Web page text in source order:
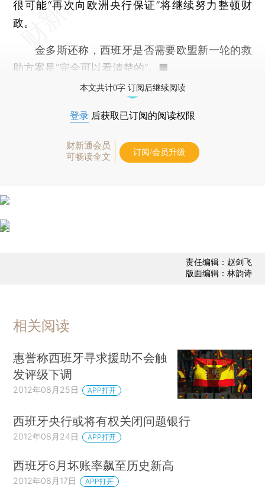
很可能“再次向欧洲央行保证”将继续努力整顿财
政。
金多斯还称，西班牙是否需要欧盟新一轮的救
助方案是“完全可以看清楚的”。■
本文共计0字 订阅后继续阅读
登录 后获取已订阅的阅读权限
财新通会员
可畅读全文
订阅/会员升级
责任编辑：赵剑飞
版面编辑：林韵诗
相关阅读
惠誉称西班牙寻求援助不会触
发评级下调
2012年08月25日 APP打开
西班牙央行或将有权关闭问题银行
2012年08月24日 APP打开
西班牙6月坏账率飙至历史新高
2012年08月17日 APP打开